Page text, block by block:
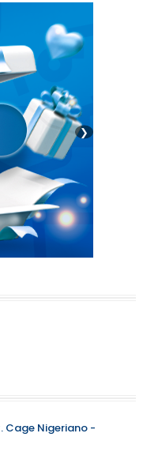
❯
Cage Nigeriano -